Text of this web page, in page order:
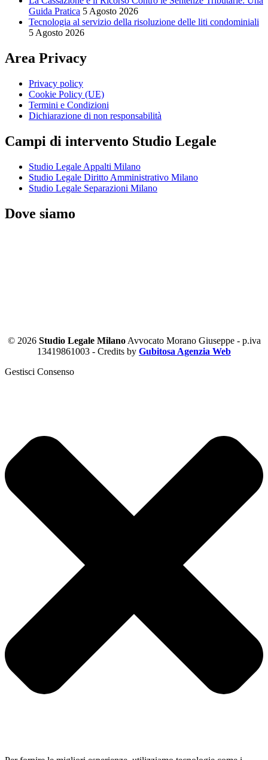
Guida Pratica 5 Agosto 2026
Tecnologia al servizio della risoluzione delle liti condominiali
5 Agosto 2026
Area Privacy
Privacy policy
Cookie Policy (UE)
Termini e Condizioni
Dichiarazione di non responsabilità
Campi di intervento Studio Legale
Studio Legale Appalti Milano
Studio Legale Diritto Amministrativo Milano
Studio Legale Separazioni Milano
Dove siamo
© 2026 Studio Legale MilanoAvvocato Morano Giuseppe - p.iva
13419861003 - Credits by Gubitosa Agenzia Web
Gestisci Consenso